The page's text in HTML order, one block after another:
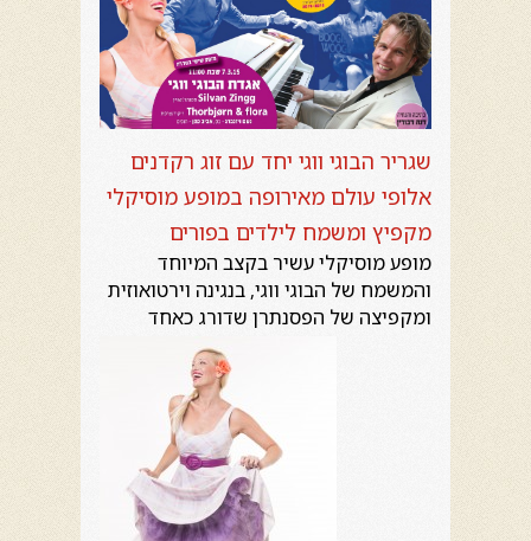
שגריר הבוגי ווגי יחד עם זוג רקדנים
אלופי עולם מאירופה במופע מוסיקלי
מקפיץ ומשמח לילדים בפורים
מופע מוסיקלי עשיר בקצב המיוחד
והמשמח של הבוגי ווגי, בנגינה וירטואוזית
ומקפיצה של הפסנתרן שדורג כאחד